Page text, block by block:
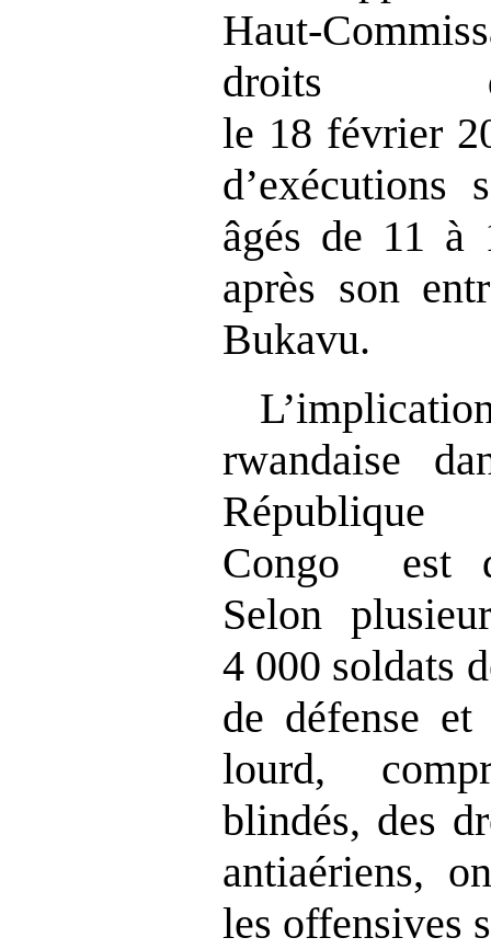
droits
le 18 février
d’exécutions
âgés de 11 à
après son
Bukavu.
rwandaise
République
Congo est
Selon
4 000 soldats
de défense
lourd,
blindés, des
antiaériens,
les offensives